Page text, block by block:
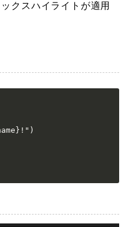
クスハイライトが適用